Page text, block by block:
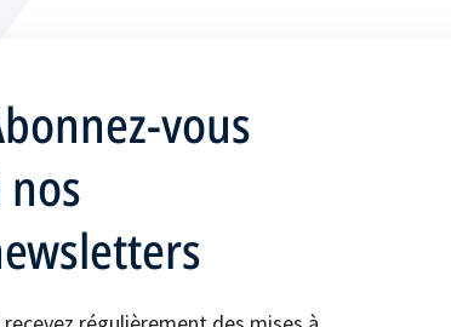
vous
nos